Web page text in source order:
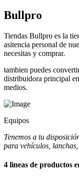
Bullpro
Tiendas Bullpro es la
asitencia personal de
necesitas y comprar.
tambien puedes
distribuidora principal
medios.
Equipos
Tenemos a tu
para vehículos,
4 lineas de productos